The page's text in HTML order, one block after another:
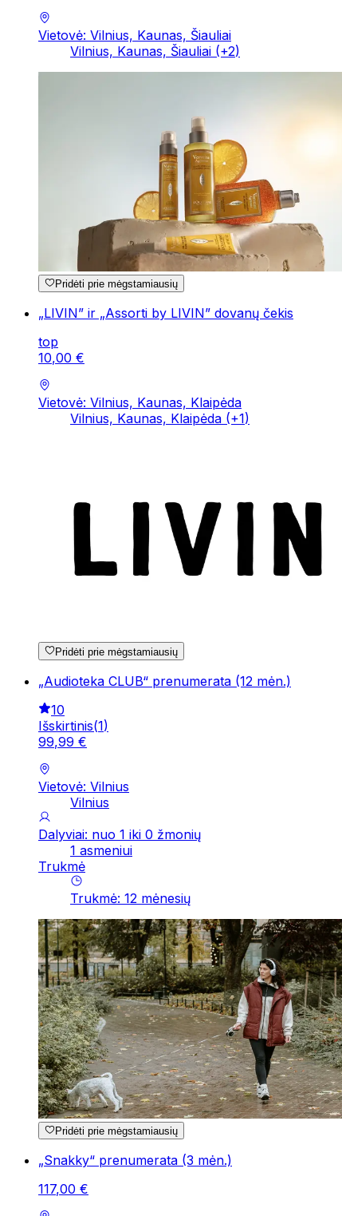
Vietovė: Vilnius, Kaunas, Šiauliai
Vilnius, Kaunas, Šiauliai (+2)
Pridėti prie mėgstamiausių
„LIVIN” ir „Assorti by LIVIN” dovanų čekis
top
10,00 €
Vietovė: Vilnius, Kaunas, Klaipėda
Vilnius, Kaunas, Klaipėda (+1)
Pridėti prie mėgstamiausių
„Audioteka CLUB“ prenumerata (12 mėn.)
10
Išskirtinis(1)
99,99 €
Vietovė: Vilnius
Vilnius
Dalyviai: nuo 1 iki 0 žmonių
1 asmeniui
Trukmė
Trukmė: 12 mėnesių
Pridėti prie mėgstamiausių
„Snakky“ prenumerata (3 mėn.)
117,00 €